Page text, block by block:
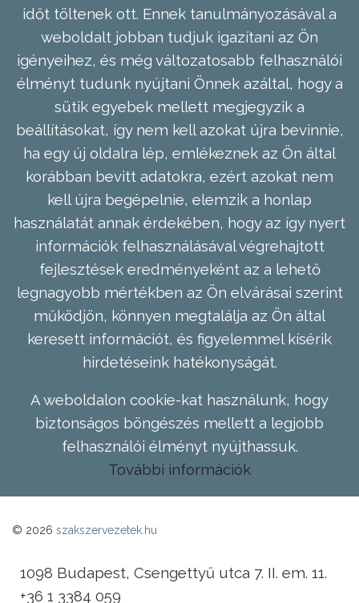
időt töltenek ott. Ennek tanulmányozásával a
weboldalt jobban tudjuk igazítani az Ön
igényeihez, és még változatosabb felhasználói
élményt tudunk nyújtani Önnek azáltal, hogy a
sütik egyebek mellett megjegyzik a
beállításokat, így nem kell azokat újra bevinnie,
ha egy új oldalra lép, emlékeznek az Ön által
korábban bevitt adatokra, ezért azokat nem
kell újra begépelnie, elemzik a honlap
használatát annak érdekében, hogy az így nyert
információk felhasználásával végrehajtott
fejlesztések eredményeként az a lehető
legnagyobb mértékben az Ön elvárásai szerint
működjön, könnyen megtalálja az Ön által
keresett információt, és figyelemmel kísérik
hirdetéseink hatékonyságát.
A weboldalon cookie-kat használunk, hogy
biztonságos böngészés mellett a legjobb
felhasználói élményt nyújthassuk.
További információk
© 2026 szakszervezetek.hu
1098 Budapest, Csengettyű utca 7. II. em. 11.
+36 1 3384 059